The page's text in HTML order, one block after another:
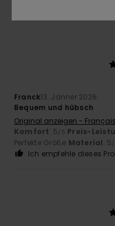
Franck13. Jänner 2026
Bequem und hübsch
Original anzeigen - Français
Komfort: 5 /5 Preis-
Perfekte Größe Material: 5
Ich empfehle dieses